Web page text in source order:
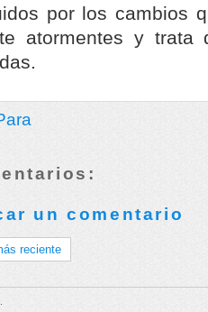
por los cambios
atormentes y trata
un comentario
reciente